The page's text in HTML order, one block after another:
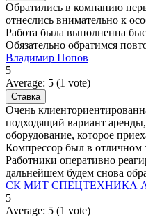
Обратились в компанию
отнеслись внимательно к
Работа была выполненна
Обязательно обратимся
Владимир Попов
5
Average: 5 (1 vote)
Очень
подходящий вариант
оборудование, которое
Компрессор был в отличном
Работники оперативно
дальнейшем будем снова
СК МИТ СПЕЦТЕХНИКА
5
Average: 5 (1 vote)